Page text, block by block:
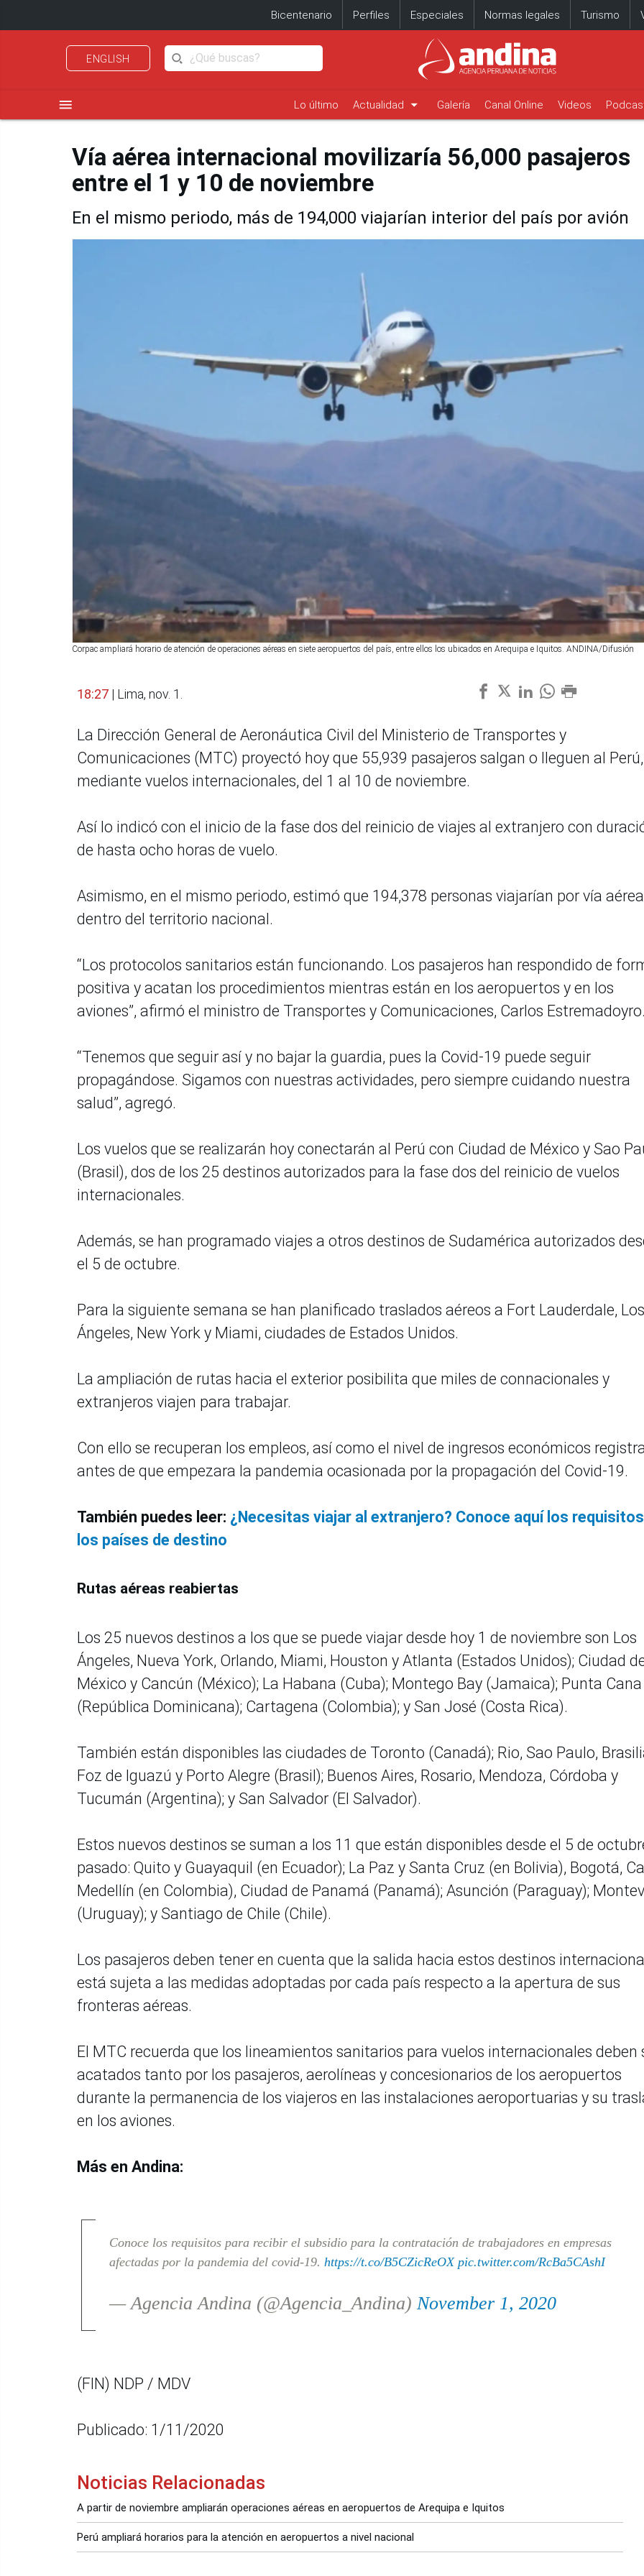
Bicentenario Perfiles Especiales Normas legales Turismo
ENGLISH
menu Lo último Actualidad arrow_drop_down Galería Canal Online Videos
Vía aérea internacional movilizaría 56,000 pasajeros
entre el 1 y 10 de noviembre
En el mismo periodo, más de 194,000 viajarían interior del país por avión
Corpac ampliará horario de atención de operaciones aéreas en siete aeropuertos del país, entre ellos los ubicados en Arequipa e Iquitos. ANDINA/Difusión
18:27 | Lima, nov. 1.
La Dirección General de Aeronáutica Civil del Ministerio de Transportes y
Comunicaciones (MTC) proyectó hoy que 55,939 pasajeros salgan o lleguen al Perú,
mediante vuelos internacionales, del 1 al 10 de noviembre.
Así lo indicó con el inicio de la fase dos del reinicio de viajes al extranjero con
de hasta ocho horas de vuelo.
Asimismo, en el mismo periodo, estimó que 194,378 personas viajarían por vía aérea
dentro del territorio nacional.
“Los protocolos sanitarios están funcionando. Los pasajeros han respondido de
positiva y acatan los procedimientos mientras están en los aeropuertos y en los
aviones”, afirmó el ministro de Transportes y Comunicaciones, Carlos Estremadoyro.
“Tenemos que seguir así y no bajar la guardia, pues la Covid-19 puede seguir
propagándose. Sigamos con nuestras actividades, pero siempre cuidando nuestra
salud”, agregó.
Los vuelos que se realizarán hoy conectarán al Perú con Ciudad de México y Sao
(Brasil), dos de los 25 destinos autorizados para la fase dos del reinicio de vuelos
internacionales.
Además, se han programado viajes a otros destinos de Sudamérica autorizados
el 5 de octubre.
Para la siguiente semana se han planificado traslados aéreos a Fort Lauderdale, Los
Ángeles, New York y Miami, ciudades de Estados Unidos.
La ampliación de rutas hacia el exterior posibilita que miles de connacionales y
extranjeros viajen para trabajar.
Con ello se recuperan los empleos, así como el nivel de ingresos económicos
antes de que empezara la pandemia ocasionada por la propagación del Covid-19.
También puedes leer: ¿Necesitas viajar al extranjero? Conoce aquí los
los países de destino
Rutas aéreas reabiertas
Los 25 nuevos destinos a los que se puede viajar desde hoy 1 de noviembre son Los
Ángeles, Nueva York, Orlando, Miami, Houston y Atlanta (Estados Unidos); Ciudad
México y Cancún (México); La Habana (Cuba); Montego Bay (Jamaica); Punta Cana
(República Dominicana); Cartagena (Colombia); y San José (Costa Rica).
También están disponibles las ciudades de Toronto (Canadá); Rio, Sao Paulo,
Foz de Iguazú y Porto Alegre (Brasil); Buenos Aires, Rosario, Mendoza, Córdoba y
Tucumán (Argentina); y San Salvador (El Salvador).
Estos nuevos destinos se suman a los 11 que están disponibles desde el 5 de
pasado: Quito y Guayaquil (en Ecuador); La Paz y Santa Cruz (en Bolivia), Bogotá,
Medellín (en Colombia), Ciudad de Panamá (Panamá); Asunción (Paraguay);
(Uruguay); y Santiago de Chile (Chile).
Los pasajeros deben tener en cuenta que la salida hacia estos destinos
está sujeta a las medidas adoptadas por cada país respecto a la apertura de sus
fronteras aéreas.
El MTC recuerda que los lineamientos sanitarios para vuelos internacionales deben
acatados tanto por los pasajeros, aerolíneas y concesionarios de los aeropuertos
durante la permanencia de los viajeros en las instalaciones aeroportuarias y su
en los aviones.
Más en Andina:
Conoce los requisitos para recibir el subsidio para la contratación de trabajadores en empresas
afectadas por la pandemia del covid-19. https://t.co/B5CZicReOX pic.twitter.com/RcBa5CAshI
— Agencia Andina (@Agencia_Andina) November 1, 2020
(FIN) NDP / MDV
Publicado: 1/11/2020
Noticias Relacionadas
A partir de noviembre ampliarán operaciones aéreas en aeropuertos de Arequipa e Iquitos
Perú ampliará horarios para la atención en aeropuertos a nivel nacional